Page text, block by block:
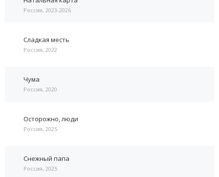
Россия, 2023-2026
Сладкая месть
Россия, 2022
Чума
Россия, 2020
Осторожно, люди
Россия, 2025
Снежный папа
Россия, 2025